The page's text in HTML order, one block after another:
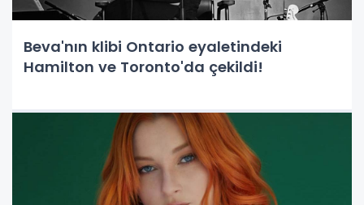
Beva'nın klibi Ontario eyaletindeki
Hamilton ve Toronto'da çekildi!